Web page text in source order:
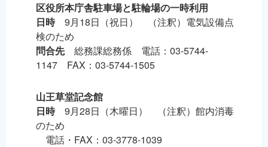
区役所本庁舎駐車場と駐輪場の一時利用
日時9月18日（祝日） （注釈）電気設備点
検のため
問合先総務課総務係 電話：03-5744-
1147 FAX：03-5744-1505
山王草堂記念館
日時9月28日（木曜日） （注釈）館内消毒
のため
電話・FAX：03-3778-1039